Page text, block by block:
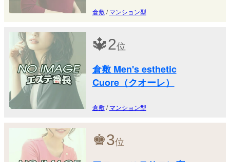
倉敷/マンション型
🔱2位
倉敷 Men's esthetic
Cuore（クオーレ）
倉敷/マンション型
♚3位